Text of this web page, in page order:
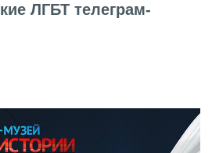
ЛГБТ телеграм-